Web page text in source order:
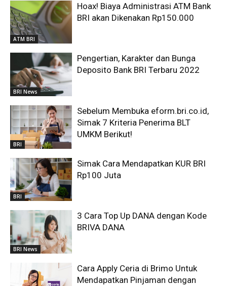
ATM BRI
Hoax! Biaya Administrasi ATM Bank
BRI akan Dikenakan Rp150.000
BRI News
Pengertian, Karakter dan Bunga
Deposito Bank BRI Terbaru 2022
BRI
Sebelum Membuka eform.bri.co.id,
Simak 7 Kriteria Penerima BLT
UMKM Berikut!
BRI
Simak Cara Mendapatkan KUR BRI
Rp100 Juta
BRI News
3 Cara Top Up DANA dengan Kode
BRIVA DANA
Cara Apply Ceria di Brimo Untuk
Mendapatkan Pinjaman dengan